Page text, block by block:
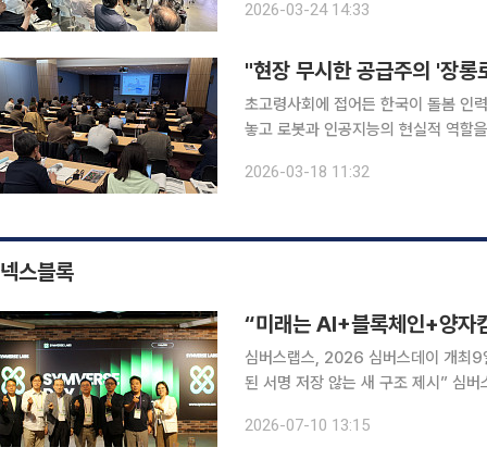
이미지에 맞는 스타일을 찾아보는 현
2026-03-24 14:33
"현장 무시한 공급주의 '장
초고령사회에 접어든 한국이 돌봄 인
놓고 로봇과 인공지능의 현실적 역할
삶의 질과 돌봄 체계를 어떻게 바꿀
2026-03-18 11:32
넥스블록
“미래는 AI+블록체인+양자
심버스랩스, 2026 심버스데이 개최9
된 서명 저장 않는 새 구조 제시” 심
적으로 재설계해야 한다는 주장이 나
2026-07-10 13:15